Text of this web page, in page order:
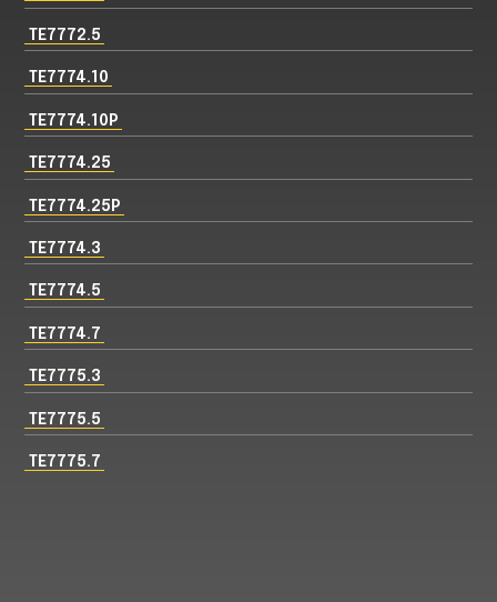
TE7772.5
TE7774.10
TE7774.10P
TE7774.25
TE7774.25P
TE7774.3
TE7774.5
TE7774.7
TE7775.3
TE7775.5
TE7775.7